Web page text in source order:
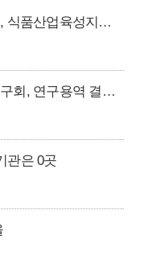
인천시의회 식품진흥정책연구회, 식품산업육성지원센터 활성화 총력
인천시의회 인천식품진흥정책연구회, 연구용역 결과 발표회 개최
관은 0곳